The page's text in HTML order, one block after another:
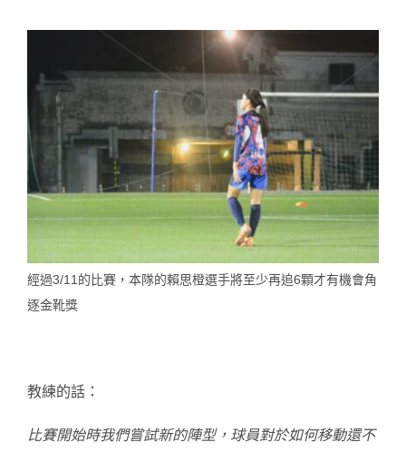
經過3/11的比賽，本隊的賴思橙選手將至少再追6顆才有機會角
逐金靴獎
教練的話：
比賽開始時我們嘗試新的陣型，球員對於如何移動還不